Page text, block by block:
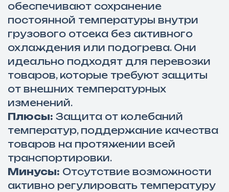
обеспечивают сохранение
постоянной температуры внутри
грузового отсека без активного
охлаждения или подогрева. Они
идеально подходят для перевозки
товаров, которые требуют защиты
от внешних температурных
изменений.
Плюсы: Защита от колебаний
температур, поддержание качества
товаров на протяжении всей
транспортировки.
Минусы: Отсутствие возможности
активно регулировать температуру